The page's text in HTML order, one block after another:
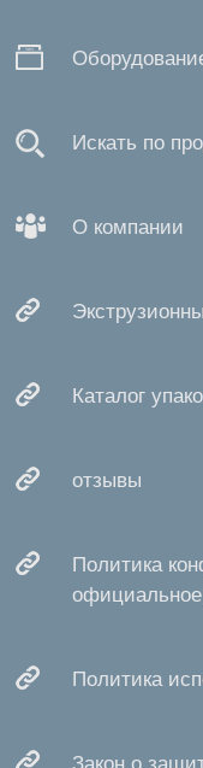
Искать по
О компании
Каталог
отзывы
Политика
Политика
Закон о